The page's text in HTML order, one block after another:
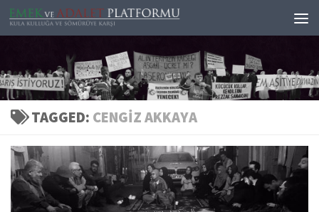
Skip to content
TAGGED: CENGIZ AKKAYA